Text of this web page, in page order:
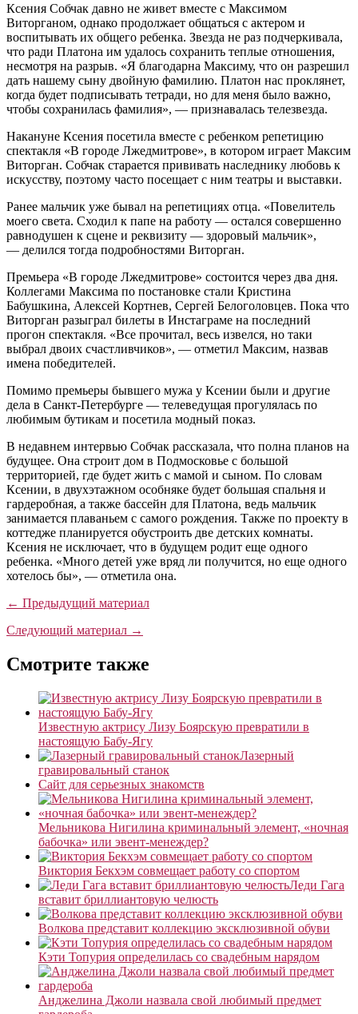
Ксения Собчак давно не живет вместе с Максимом
Виторганом, однако продолжает общаться с актером и
воспитывать их общего ребенка. Звезда не раз подчеркивала,
что ради Платона им удалось сохранить теплые отношения,
несмотря на разрыв. «Я благодарна Максиму, что он разрешил
дать нашему сыну двойную фамилию. Платон нас проклянет,
когда будет подписывать тетради, но для меня было важно,
чтобы сохранилась фамилия», — признавалась телезвезда.
Накануне Ксения посетила вместе с ребенком репетицию
спектакля «В городе Лжедмитрове», в котором играет Максим
Виторган. Собчак старается прививать наследнику любовь к
искусству, поэтому часто посещает с ним театры и выставки.
Ранее мальчик уже бывал на репетициях отца. «Повелитель
моего света. Сходил к папе на работу — остался совершенно
равнодушен к сцене и реквизиту — здоровый мальчик»,
— делился тогда подробностями Виторган.
Премьера «В городе Лжедмитрове» состоится через два дня.
Коллегами Максима по постановке стали Кристина
Бабушкина, Алексей Кортнев, Сергей Белоголовцев. Пока что
Виторган разыграл билеты в Инстаграме на последний
прогон спектакля. «Все прочитал, весь извелся, но таки
выбрал двоих счастливчиков», — отметил Максим, назвав
имена победителей.
Помимо премьеры бывшего мужа у Ксении были и другие
дела в Санкт-Петербурге — телеведущая прогулялась по
любимым бутикам и посетила модный показ.
В недавнем интервью Собчак рассказала, что полна планов на
будущее. Она строит дом в Подмосковье с большой
территорией, где будет жить с мамой и сыном. По словам
Ксении, в двухэтажном особняке будет большая спальня и
гардеробная, а также бассейн для Платона, ведь мальчик
занимается плаваньем с самого рождения. Также по проекту в
коттедже планируется обустроить две детских комнаты.
Ксения не исключает, что в будущем родит еще одного
ребенка. «Много детей уже вряд ли получится, но еще одного
хотелось бы», — отметила она.
← Предыдущий материал
Следующий материал →
Смотрите также
Известную актрису Лизу Боярскую превратили в
настоящую Бабу-Ягу
Лазерный
гравировальный станок
Сайт для серьезных знакомств
Мельникова Нигилина криминальный элемент, «ночная
бабочка» или эвент-менеждер?
Виктория Бекхэм совмещает работу со спортом
Леди Гага
вставит бриллиантовую челюсть
Волкова представит коллекцию эксклюзивной обуви
Кэти Топурия определилась со свадебным нарядом
Анджелина Джоли назвала свой любимый предмет